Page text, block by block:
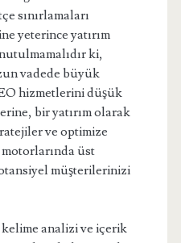
sınırlamaları
yeterince yatırım
ki,
vadede büyük
hizmetlerini düşük
bir yatırım olarak
ve optimize
üst
müşterilerinizi
analizi ve içerik